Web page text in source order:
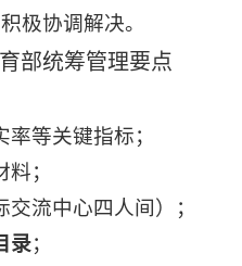
极协调解决。
部统筹管理要点
等关键指标；
；
流中心四人间）；
录；